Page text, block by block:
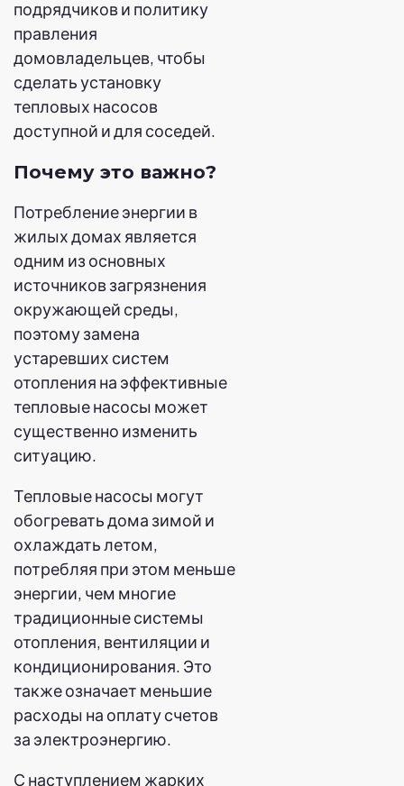
подрядчиков и политику
правления
домовладельцев, чтобы
сделать установку
тепловых насосов
доступной и для соседей.
Почему это важно?
Потребление энергии в
жилых домах является
одним из основных
источников загрязнения
окружающей среды,
поэтому замена
устаревших систем
отопления на эффективные
тепловые насосы может
существенно изменить
ситуацию.
Тепловые насосы могут
обогревать дома зимой и
охлаждать летом,
потребляя при этом меньше
энергии, чем многие
традиционные системы
отопления, вентиляции и
кондиционирования. Это
также означает меньшие
расходы на оплату счетов
за электроэнергию.
С наступлением жарких